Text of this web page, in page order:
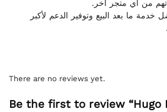
من أي متجر آخر.
خدمة ما بعد البيع وتوفير الدعم لأكبر
There are no reviews yet.
Be the first to review “Hugo